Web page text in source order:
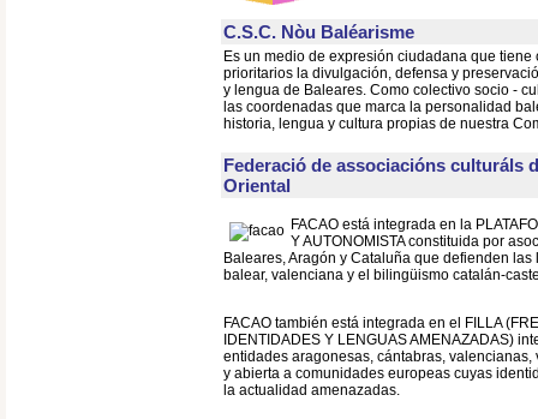
C.S.C. Nòu Baléarisme
Es un medio de expresión ciudadana que tiene
prioritarios la divulgación, defensa y
y lengua de Baleares. Como colectivo socio -
las coordenadas que marca la personalidad
historia, lengua y cultura propias de nuestra
Federació de associacións culturáls
Oriental
FACAO está integrada en la
Y AUTONOMISTA constituida por
Baleares, Aragón y Cataluña que defienden
balear, valenciana y el bilingüismo catalán-
FACAO también está integrada en el FILLA
IDENTIDADES Y LENGUAS AMENAZADAS)
entidades aragonesas, cántabras, valencianas,
y abierta a comunidades europeas cuyas
la actualidad amenazadas.